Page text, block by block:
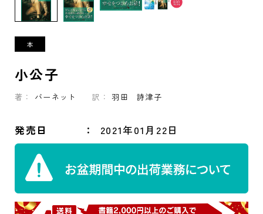
小公子
著： バーネット 訳： 羽田 詩津子
発売日 2021年01月22日